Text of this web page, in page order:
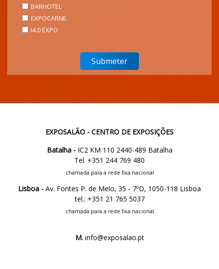
BARHOTEL
EXPOCARNE
i4.0 EXPO
EXPOSALÃO - CENTRO DE EXPOSIÇÕES
Batalha -IC2 KM 110 2440-489 Batalha
Tel. +351 244 769 480
chamada para a rede fixa nacional
Lisboa - Av. Fontes P. de Melo, 35 - 7ºD, 1050-118 Lisboa
tel.: +351 21 765 5037
chamada para a rede fixa nacional
M.info@exposalao.pt